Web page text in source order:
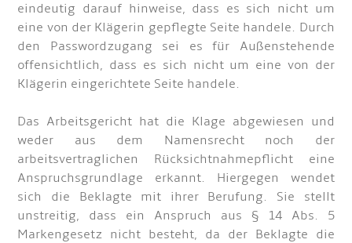
eindeutig darauf hinweise, dass es sich nicht um
eine von der Klägerin gepflegte Seite handele. Durch
den Passwordzugang sei es für Außenstehende
offensichtlich, dass es sich nicht um eine von der
Klägerin eingerichtete Seite handele.
Das Arbeitsgericht hat die Klage abgewiesen und
weder aus dem Namensrecht noch der
arbeitsvertraglichen Rücksichtnahmepflicht eine
Anspruchsgrundlage erkannt. Hiergegen wendet
sich die Beklagte mit ihrer Berufung. Sie stellt
unstreitig, dass ein Anspruch aus § 14 Abs. 5
Markengesetz nicht besteht, da der Beklagte die